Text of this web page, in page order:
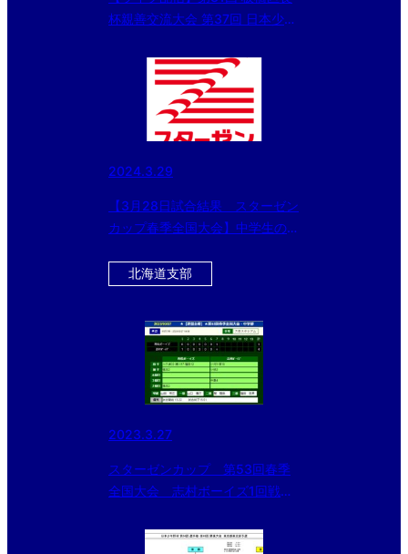
杯親善交流大会 第37回 日本少年
2024.3.29
【3月28日試合結果 スターゼン
カップ春季全国大会】中学生の部
4が出揃う！！
北海道支部
2023.3.27
スターゼンカップ 第53回春季
全国大会 志村ボーイズ1回戦突